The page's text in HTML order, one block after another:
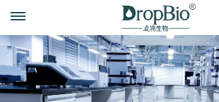
언제든지 전화하세요
+86 15951008670